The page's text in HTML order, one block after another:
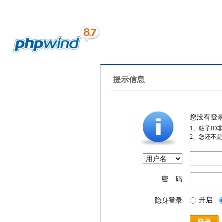
提示信息
您没有登
1、帖子ID
2、您还不
密 码
隐身登录 开启